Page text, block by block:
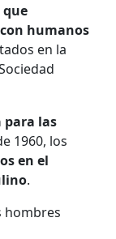
que
humanos
en la
las
1960, los
en el
.
hombres